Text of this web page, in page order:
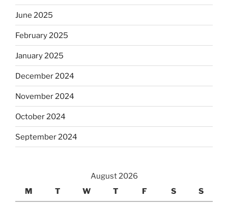
June 2025
February 2025
January 2025
December 2024
November 2024
October 2024
September 2024
August 2026
M
T W T F S S